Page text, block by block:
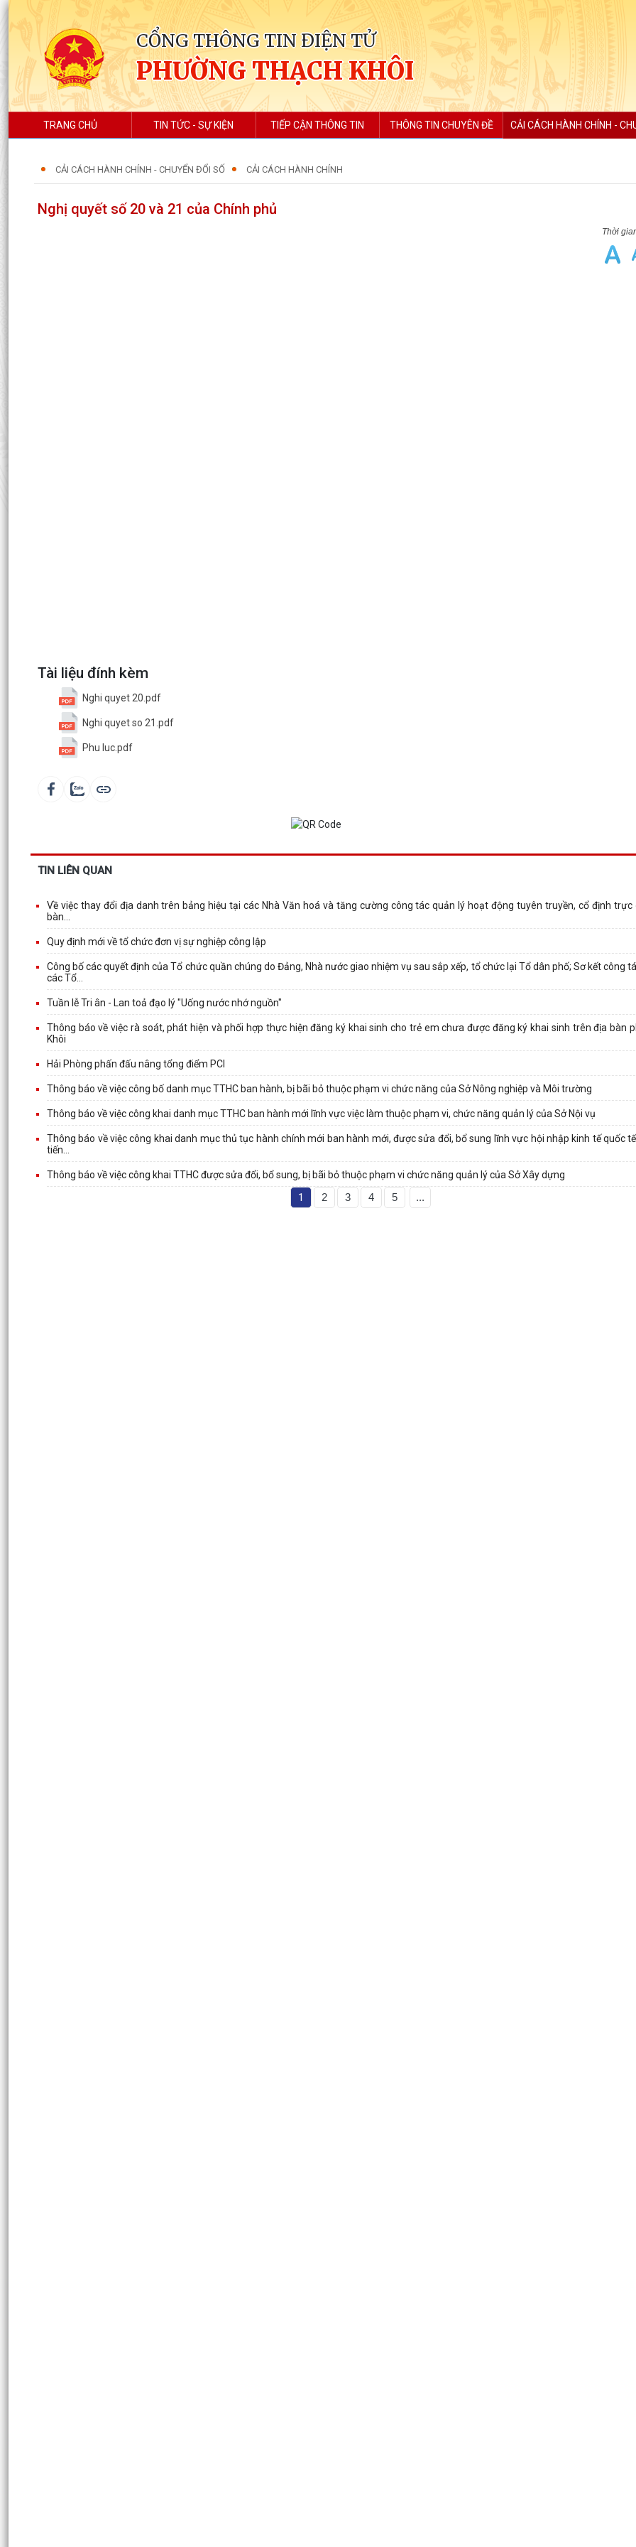
CỔNG THÔNG TIN ĐIỆN TỬ
PHƯỜNG THẠCH KHÔI
TRANG CHỦ TIN TỨC - SỰ KIỆN TIẾP CẬN THÔNG TIN THÔNG TIN CHUYÊN ĐỀ CẢI CÁCH HÀNH CHÍNH -
CẢI CÁCH HÀNH CHÍNH - CHUYỂN ĐỔI SỐ CẢI CÁCH HÀNH CHÍNH
Nghị quyết số 20 và 21 của Chính phủ
Tài liệu đính kèm
Nghi quyet 20.pdf
Nghi quyet so 21.pdf
Phu luc.pdf
TIN LIÊN QUAN
Về việc thay đổi địa danh trên bảng hiệu tại các Nhà Văn hoá và tăng cường công tác quản lý hoạt động tuyên truyền, cổ định trực
bàn...
Quy định mới về tổ chức đơn vị sự nghiệp công lập
Công bố các quyết định của Tổ chức quần chúng do Đảng, Nhà nước giao nhiệm vụ sau sắp xếp, tổ chức lại Tổ dân phố; Sơ kết công
các Tổ...
Tuần lễ Tri ân - Lan toả đạo lý "Uống nước nhớ nguồn"
Thông báo về việc rà soát, phát hiện và phối hợp thực hiện đăng ký khai sinh cho trẻ em chưa được đăng ký khai sinh trên địa bàn
Khôi
Hải Phòng phấn đấu nâng tổng điểm PCI
Thông báo về việc công bố danh mục TTHC ban hành, bị bãi bỏ thuộc phạm vi chức năng của Sở Nông nghiệp và Môi trường
Thông báo về việc công khai danh mục TTHC ban hành mới lĩnh vực việc làm thuộc phạm vi, chức năng quản lý của Sở Nội vụ
Thông báo về việc công khai danh mục thủ tục hành chính mới ban hành mới, được sửa đổi, bổ sung lĩnh vực hội nhập kinh tế quốc
tiến...
Thông báo về việc công khai TTHC được sửa đổi, bổ sung, bị bãi bỏ thuộc phạm vi chức năng quản lý của Sở Xây dựng
1 2 3 4 5 ...